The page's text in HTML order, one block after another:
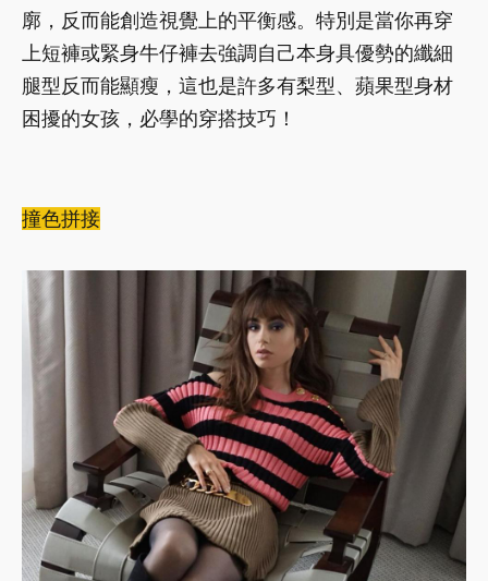
廓，反而能創造視覺上的平衡感。特別是當你再穿
上短褲或緊身牛仔褲去強調自己本身具優勢的纖細
腿型反而能顯瘦，這也是許多有梨型、蘋果型身材
困擾的女孩，必學的穿搭技巧！
撞色拼接